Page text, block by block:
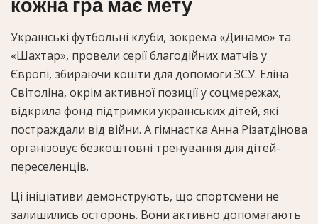
Українські футбольні клуби, зокрема «Динамо» та
«Шахтар», провели серії благодійних матчів у
Європі, збираючи кошти для допомоги ЗСУ. Еліна
Світоліна, окрім активної позиції у соцмережах,
відкрила фонд підтримки українських дітей, які
постраждали від війни. А гімнастка Анна Різатдінова
організовує безкоштовні тренування для дітей-
переселенців.
Ці ініціативи демонструють, що спортсмени не
залишились осторонь. Вони активно допомагають